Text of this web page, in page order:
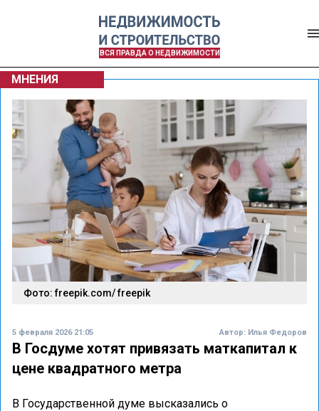
ВСЯ ПРАВДА О НЕДВИЖИМОСТИ
МНЕНИЯ
Фото: freepik.com/ freepik
5 февраля 2026 21:05 Автор: Илья Федоров
В Госдуме хотят привязать маткапитал к
цене квадратного метра
В Государственной думе высказались о